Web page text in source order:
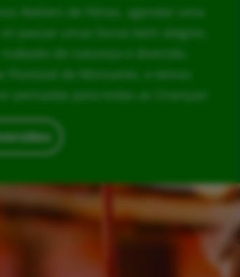
Ateliers de Férias, agendar uma
passar umas horas bem alegres,
de natureza e diversão.
Florestal de Monsanto, e temos
pensadas para todas as Crianças!